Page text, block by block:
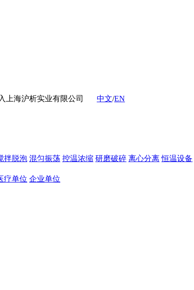
上海沪析实业有限公司 中文/EN
拌脱泡 混匀振荡 控温浓缩 研磨破碎 离心分离 恒温设备
疗单位 企业单位